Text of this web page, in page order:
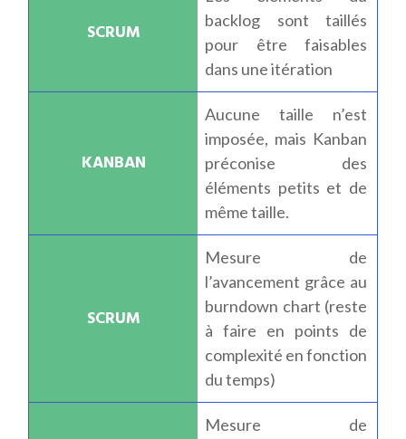
backlog sont taillés
pour être faisables
dans une itération
Aucune taille n’est
imposée, mais Kanban
préconise des
éléments petits et de
même taille.
Mesure de
l’avancement grâce au
burndown chart (reste
à faire en points de
complexité en fonction
du temps)
Mesure de